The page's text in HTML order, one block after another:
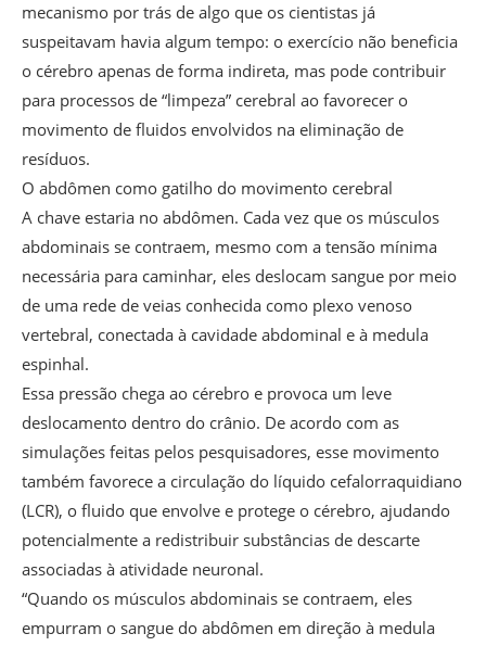
mecanismo por trás de algo que os cientistas já
suspeitavam havia algum tempo: o exercício não beneficia
o cérebro apenas de forma indireta, mas pode contribuir
para processos de “limpeza” cerebral ao favorecer o
movimento de fluidos envolvidos na eliminação de
resíduos.
O abdômen como gatilho do movimento cerebral
A chave estaria no abdômen. Cada vez que os músculos
abdominais se contraem, mesmo com a tensão mínima
necessária para caminhar, eles deslocam sangue por meio
de uma rede de veias conhecida como plexo venoso
vertebral, conectada à cavidade abdominal e à medula
espinhal.
Essa pressão chega ao cérebro e provoca um leve
deslocamento dentro do crânio. De acordo com as
simulações feitas pelos pesquisadores, esse movimento
também favorece a circulação do líquido cefalorraquidiano
(LCR), o fluido que envolve e protege o cérebro, ajudando
potencialmente a redistribuir substâncias de descarte
associadas à atividade neuronal.
“Quando os músculos abdominais se contraem, eles
empurram o sangue do abdômen em direção à medula